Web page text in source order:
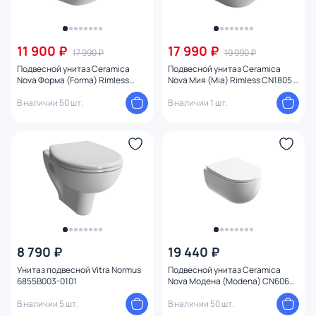
11 900 ₽ 17 990 ₽
Подвесной унитаз Ceramica
Nova Форма (Forma) Rimless
В наличии 50 шт.
17 990 ₽ 19 990 ₽
Подвесной унитаз Ceramica
Nova Мия (Mia) Rimless CN1805 с
В наличии 1 шт.
8 790 ₽
Унитаз подвесной Vitra Normus
6855B003-0101
В наличии 5 шт.
19 440 ₽
Подвесной унитаз Ceramica
Nova Модена (Modena) CN6063
В наличии 50 шт.